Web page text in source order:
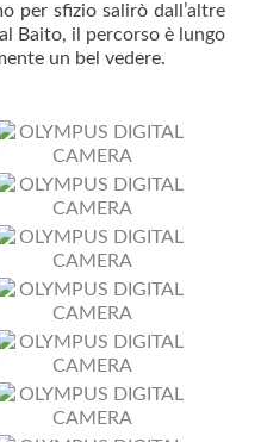
per sfizio salirò dall’altre
Baito, il percorso è lungo
un bel vedere.